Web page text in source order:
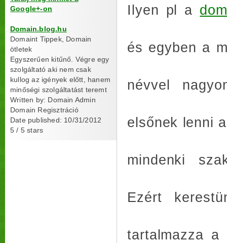
Google+-on
Domain.blog.hu
Domaint Tippek, Domain
ötletek
Egyszerűen kitűnő. Végre egy
szolgáltató aki nem csak
kullog az igények előtt, hanem
minőségi szolgáltatást teremt
Written by: Domain Admin
Domain Regisztráció
Date published: 10/31/2012
5 / 5 stars
Ilyen pl a
és egyben a
névvel
elsőnek lenni
mindenki
Ezért
tartalmazza a